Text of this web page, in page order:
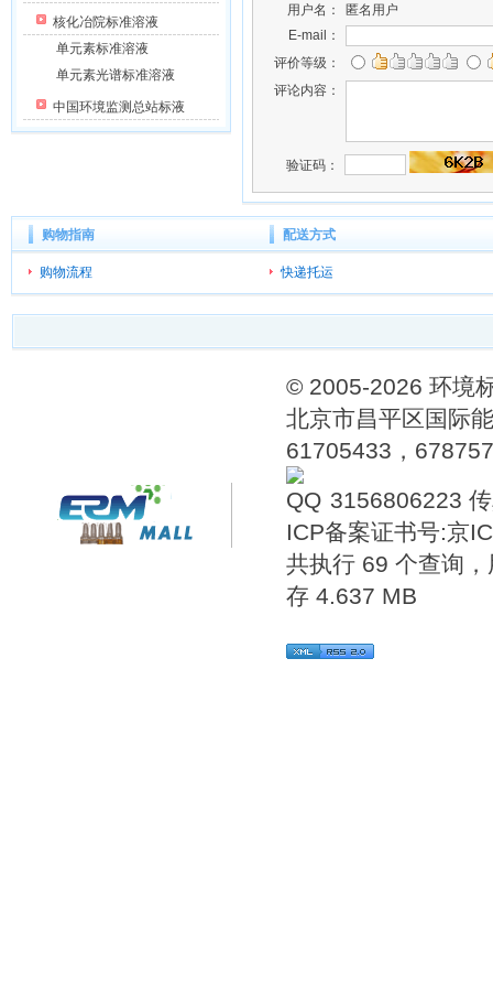
核化冶院标准溶液
单元素标准溶液
单元素光谱标准溶液
中国环境监测总站标液
用户名：
匿名用户
E-mail：
评价等级：
评论内容：
验证码：
购物指南
购物流程
配送方式
快递托运
© 2005-2026 环境
北京市昌平区国际
61705433，
3156806223
ICP备案证书号:京
共执行 69 个查询
存 4.637 MB